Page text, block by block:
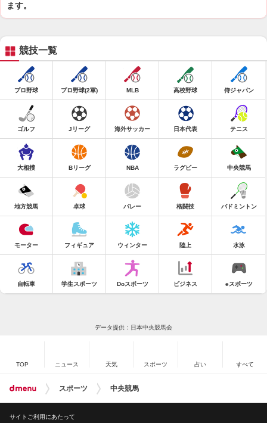
ます。
競技一覧
プロ野球 プロ野球(2軍) MLB 高校野球 侍ジャパン
ゴルフ Jリーグ 海外サッカー 日本代表 テニス
大相撲 Bリーグ NBA ラグビー 中央競馬
地方競馬 卓球 バレー 格闘技 バドミントン
モーター フィギュア ウィンター 陸上 水泳
自転車 学生スポーツ Doスポーツ ビジネス eスポーツ
データ提供：日本中央競馬会
TOP ニュース 天気 スポーツ 占い すべて
スポーツ 中央競馬
サイトご利用にあたって